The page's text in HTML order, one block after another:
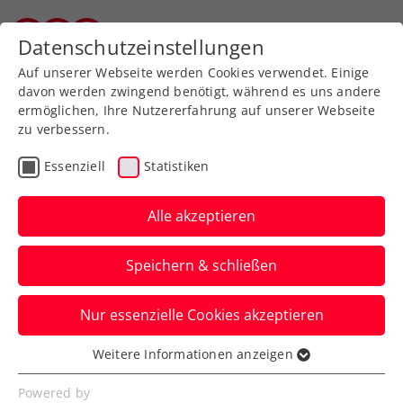
Zurück zur Newsübersicht
Turniere
Zischka ÖTV-Seniors-
Trophy: Nennschluss fürs
6. Turnier in Graz
Bis 2. August, 20:00 Uhr, könnt ihr fürs
nächste große Highlight im Senior:innen-
Turnierkalender melden.
Verfasst von: Presseaussendung / Redaktion, 31.07.2024
Datenschutzeinstellungen
Auf unserer Webseite werden Cookies verwendet. Einige
davon werden zwingend benötigt, während es uns andere
ermöglichen, Ihre Nutzererfahrung auf unserer Webseite
zu verbessern.
Essenziell Statistiken
Alle akzeptieren
Speichern & schließen
Nur essenzielle Cookies akzeptieren
Essenziell
Essenzielle Cookies werden für grundlegende
Weitere Informationen anzeigen
Powered by